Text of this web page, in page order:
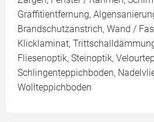
Graffitientfernung,
Brandschutzanstrich, Wand /
Klicklaminat,
Fliesenoptik, Steinoptik,
Schlingenteppichboden,
Wollteppichboden